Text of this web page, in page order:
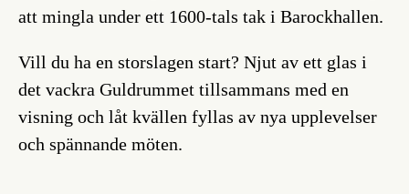
att mingla under ett 1600-tals tak i Barockhallen.
Vill du ha en storslagen start? Njut av ett glas i
det vackra Guldrummet tillsammans med en
visning och låt kvällen fyllas av nya upplevelser
och spännande möten.